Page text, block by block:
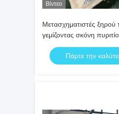
Βίντεο
Μετασχηματιστές ξηρού
γεμίζοντας σκόνη
σκόνη
Πάρτε την